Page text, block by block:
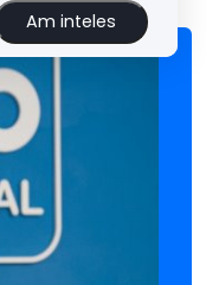
Am inteles